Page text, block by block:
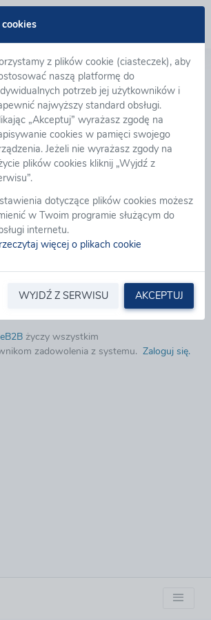
z plików cookie (ciasteczek), aby
naszą platformę do
potrzeb jej użytkowników i
najwyższy standard obsługi.
„Akceptuj” wyrażasz zgodę na
cookies w pamięci swojego
Jeżeli nie wyrażasz zgody na
plików cookies kliknij „Wyjdź z
dotyczące plików cookies możesz
w Twoim programie służącym do
internetu.
więcej o plikach cookie
WYJDŹ Z SERWISU AKCEPTUJ
zakupowej eB2B
Platforma zakupowa eB2B wspomaga
procesami zakupowymi począwszy od
wniosków zakupowych, ich akceptację,
zapytań ofertowych, aukcji i licytacji
zapewniając wymagane tryby
umów można łatwo zarejestrować
umowy wraz z ich aneksami,
EOD zarządzamy obiegiem dokumentów,
też akceptować i rozliczać wszystkie faktury
łatwo klasyfikować dostawców oraz
zarządzanie dokumentami.Czytaj więcej...
życzy wszystkim
zadowolenia z systemu. Zaloguj się.